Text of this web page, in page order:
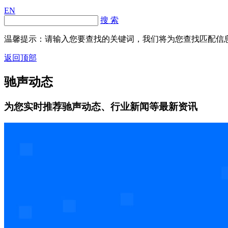
EN
搜 索
温馨提示：请输入您要查找的关键词，我们将为您查找匹配信
返回顶部
驰声动态
为您实时推荐驰声动态、行业新闻等最新资讯